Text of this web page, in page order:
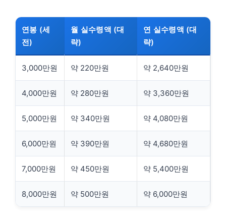
연봉 (세
전)
월 실수령액 (대
략)
연 실수령액 (대
략)
3,000만원 약 220만원 약 2,640만원
4,000만원 약 280만원 약 3,360만원
5,000만원 약 340만원 약 4,080만원
6,000만원 약 390만원 약 4,680만원
7,000만원 약 450만원 약 5,400만원
8,000만원 약 500만원 약 6,000만원